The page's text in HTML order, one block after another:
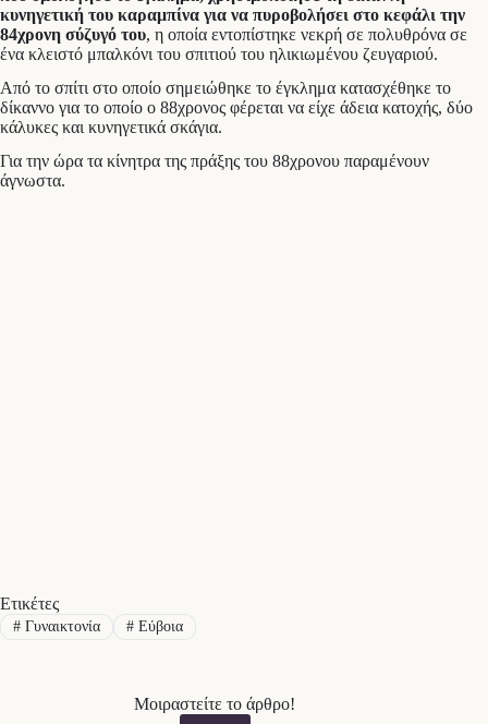
κυνηγετική του καραμπίνα για να πυροβολήσει στο κεφάλι την
84χρονη σύζυγό του, η οποία εντοπίστηκε νεκρή σε πολυθρόνα σε
ένα κλειστό μπαλκόνι του σπιτιού του ηλικιωμένου ζευγαριού.
Από το σπίτι στο οποίο σημειώθηκε το έγκλημα κατασχέθηκε το
δίκαννo για το οποίο o 88χρονος φέρεται να είχε άδεια κατοχής, δύο
κάλυκες και κυνηγετικά σκάγια.
Για την ώρα τα κίνητρα της πράξης του 88χρονου παραμένουν
άγνωστα.
Ετικέτες
#Γυναικτονία #Εύβοια
Μοιραστείτε το άρθρο!